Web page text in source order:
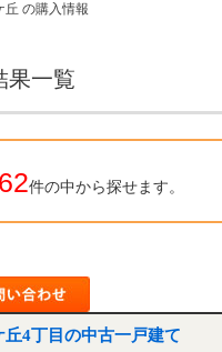
丘 の購入情報
果一覧
件の中から探せます。
4丁目の中古一戸建て